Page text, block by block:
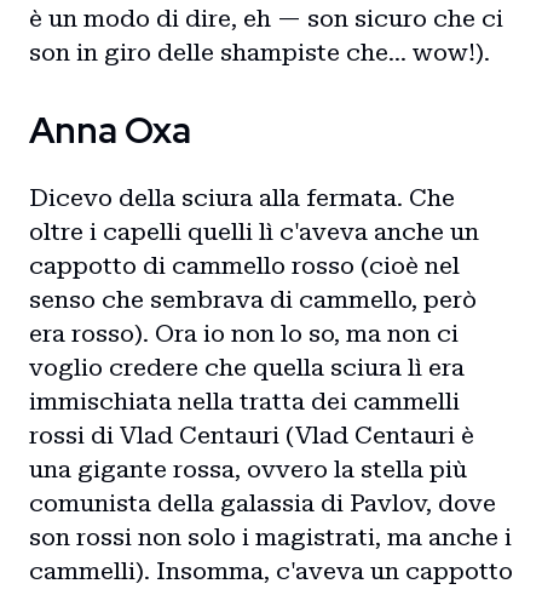
è un modo di dire, eh — son sicuro che ci
son in giro delle shampiste che… wow!).
Anna Oxa
Dicevo della sciura alla fermata. Che
oltre i capelli quelli lì c'aveva anche un
cappotto di cammello rosso (cioè nel
senso che sembrava di cammello, però
era rosso). Ora io non lo so, ma non ci
voglio credere che quella sciura lì era
immischiata nella tratta dei cammelli
rossi di Vlad Centauri (Vlad Centauri è
una gigante rossa, ovvero la stella più
comunista della galassia di Pavlov, dove
son rossi non solo i magistrati, ma anche i
cammelli). Insomma, c'aveva un cappotto